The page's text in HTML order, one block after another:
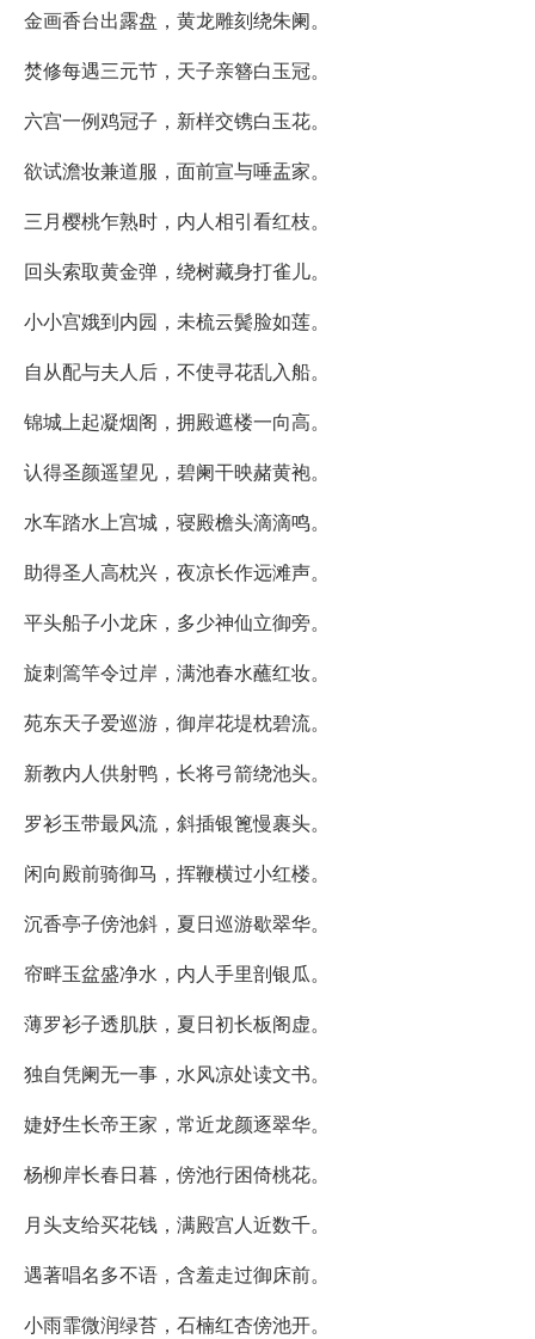
金画香台出露盘，黄龙雕刻绕朱阑。
焚修每遇三元节，天子亲簪白玉冠。
六宫一例鸡冠子，新样交镌白玉花。
欲试澹妆兼道服，面前宣与唾盂家。
三月樱桃乍熟时，内人相引看红枝。
回头索取黄金弹，绕树藏身打雀儿。
小小宫娥到内园，未梳云鬓脸如莲。
自从配与夫人后，不使寻花乱入船。
锦城上起凝烟阁，拥殿遮楼一向高。
认得圣颜遥望见，碧阑干映赭黄袍。
水车踏水上宫城，寝殿檐头滴滴鸣。
助得圣人高枕兴，夜凉长作远滩声。
平头船子小龙床，多少神仙立御旁。
旋刺篙竿令过岸，满池春水蘸红妆。
苑东天子爱巡游，御岸花堤枕碧流。
新教内人供射鸭，长将弓箭绕池头。
罗衫玉带最风流，斜插银篦慢裹头。
闲向殿前骑御马，挥鞭横过小红楼。
沉香亭子傍池斜，夏日巡游歇翠华。
帘畔玉盆盛净水，内人手里剖银瓜。
薄罗衫子透肌肤，夏日初长板阁虚。
独自凭阑无一事，水风凉处读文书。
婕妤生长帝王家，常近龙颜逐翠华。
杨柳岸长春日暮，傍池行困倚桃花。
月头支给买花钱，满殿宫人近数千。
遇著唱名多不语，含羞走过御床前。
小雨霏微润绿苔，石楠红杏傍池开。